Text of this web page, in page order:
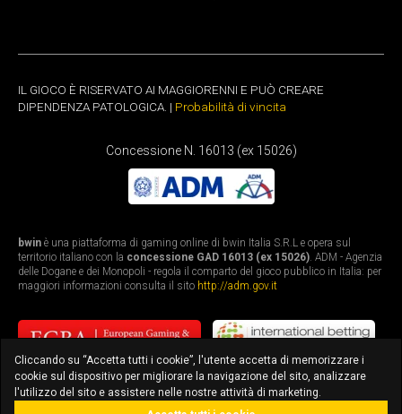
IL GIOCO È RISERVATO AI MAGGIORENNI E PUÒ CREARE
DIPENDENZA PATOLOGICA. | Probabilità di vincita
Concessione N. 16013 (ex 15026)
bwin è una piattaforma di gaming online di bwin Italia S.R.L e opera sul
territorio italiano con la concessione GAD 16013 (ex 15026). ADM - Agenzia
delle Dogane e dei Monopoli - regola il comparto del gioco pubblico in Italia: per
maggiori informazioni consulta il sito http://adm.gov.it
Cliccando su “Accetta tutti i cookie”, l'utente accetta di memorizzare i
cookie sul dispositivo per migliorare la navigazione del sito, analizzare
l'utilizzo del sito e assistere nelle nostre attività di marketing.